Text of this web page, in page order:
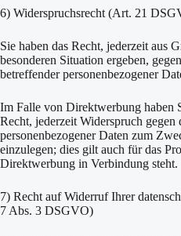
6) Widerspruchsrecht (Art. 21
Sie haben das Recht, jederzeit aus
besonderen Situation ergeben,
betreffender personenbezogener
Im Falle von Direktwerbung haben
Recht, jederzeit Widerspruch
personenbezogener Daten zum
einzulegen; dies gilt auch für das
Direktwerbung in Verbindung steht.
7) Recht auf Widerruf Ihrer
7 Abs. 3 DSGVO)